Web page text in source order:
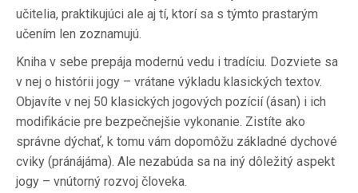
učitelia, praktikujúci ale aj tí, ktorí sa s týmto prastarým
učením len zoznamujú.
Kniha v sebe prepája modernú vedu i tradíciu. Dozviete sa
v nej o histórii jogy – vrátane výkladu klasických textov.
Objavíte v nej 50 klasických jogových pozícií (ásan) i ich
modifikácie pre bezpečnejšie vykonanie. Zistíte ako
správne dýchať, k tomu vám dopomôžu základné dychové
cviky (pránájáma). Ale nezabúda sa na iný dôležitý aspekt
jogy – vnútorný rozvoj človeka.